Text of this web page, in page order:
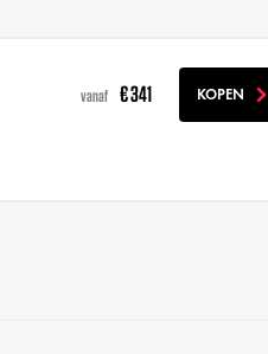
vanaf € 341 KOPEN